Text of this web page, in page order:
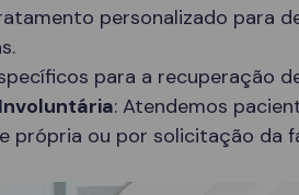
personalizado para
para a recuperação
: Atendemos
própria ou por solicitação da